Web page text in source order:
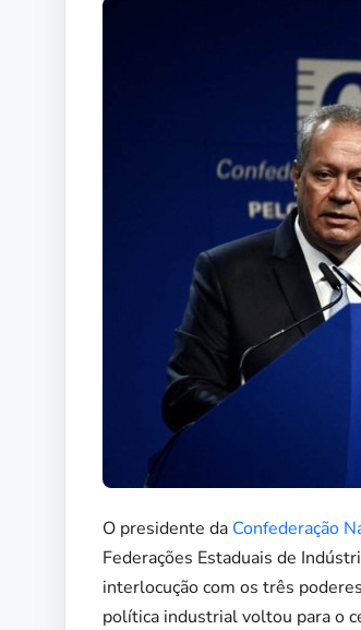
O presidente da Confederação
Federações Estaduais de
interlocução com os três
política industrial voltou para o